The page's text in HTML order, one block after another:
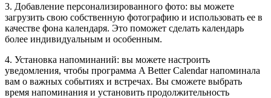
3. Добавление персонализированного фото: вы можете
загрузить свою собственную фотографию и использовать ее в
качестве фона календаря. Это поможет сделать календарь
более индивидуальным и особенным.
4. Установка напоминаний: вы можете настроить
уведомления, чтобы программа A Better Calendar напоминала
вам о важных событиях и встречах. Вы сможете выбрать
время напоминания и установить продолжительность